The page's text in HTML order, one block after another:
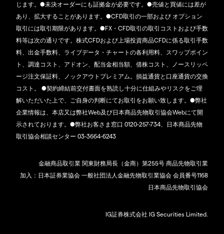
じます。●未決オーダーにも証拠金が必要です。●売値と買値には差が
あり、拡大することがあります。●CFD取引の一部および オプション
取引には取引期限があります。●FX・CFD取引の取引コストおよび手数
料等は次の通りです。株式CFDおよび上場投資商品CFDに係る取引手数
料、出金手数料、ライブデータ・チャートの各利用料、スワップポイン
ト、調達コスト、アドオン、配当金相当額、借株コスト、ノースリッペ
ージ注文保証料、ノックアウトプレミアム。損益通貨と口座通貨の交換
コスト。 ●契約締結前交付書面を熟読し十分に仕組みやリスクをご理
解いただいた上で、ご自身の判断にてお取引をお願い致します。●弊社
企業情報は、本店又は弊社Web及び日本商品先物取引協会Webにて開
示されております。●弊社お客さま窓口 0120-257-734、日本商品先物
取引協会相談センター 03-3664-6243
金融商品取引業 関東財務局長（金商）第255号 商品先物取引業
加入：日本証券業協会 一般社団法人金融先物取引業協会 会員番号1168
日本商品先物取引協会
IG証券株式会社 IG Securities Limited.